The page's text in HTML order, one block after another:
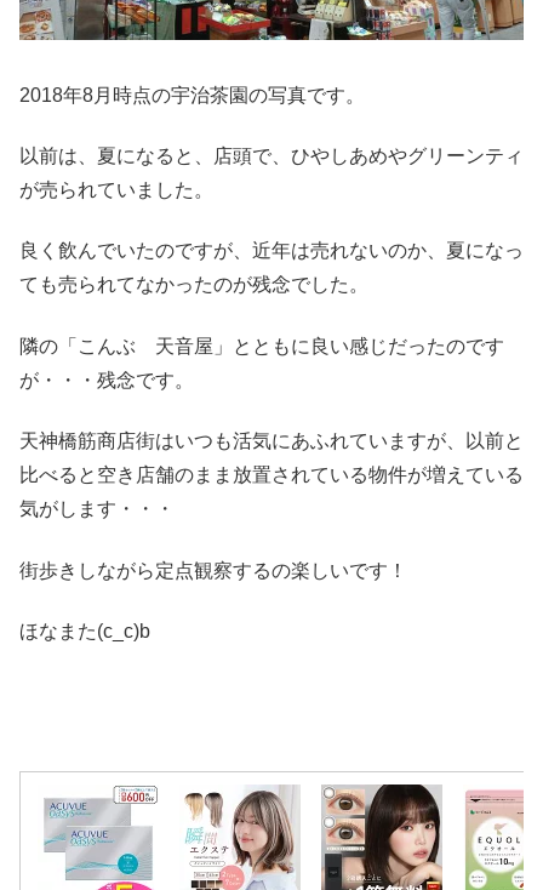
2018年8月時点の宇治茶園の写真です。
以前は、夏になると、店頭で、ひやしあめやグリーンティ
が売られていました。
良く飲んでいたのですが、近年は売れないのか、夏になっ
ても売られてなかったのが残念でした。
隣の「こんぶ 天音屋」とともに良い感じだったのです
が・・・残念です。
天神橋筋商店街はいつも活気にあふれていますが、以前と
比べると空き店舗のまま放置されている物件が増えている
気がします・・・
街歩きしながら定点観察するの楽しいです！
ほなまた(c_c)b